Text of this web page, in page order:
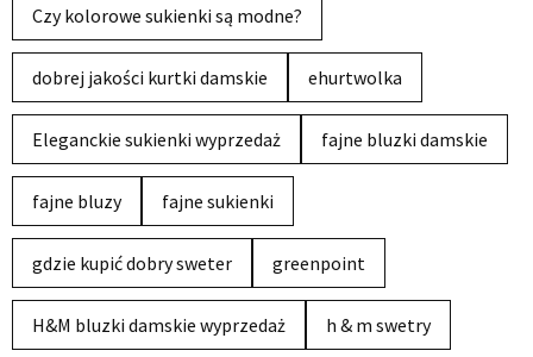
Czy kolorowe sukienki są modne?
dobrej jakości kurtki damskie ehurtwolka
Eleganckie sukienki wyprzedaż fajne bluzki damskie
fajne bluzy fajne sukienki
gdzie kupić dobry sweter greenpoint
H&M bluzki damskie wyprzedaż h & m swetry